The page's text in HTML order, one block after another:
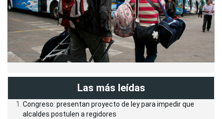
Las más leídas
Congreso: presentan proyecto de ley para impedir que
alcaldes postulen a regidores